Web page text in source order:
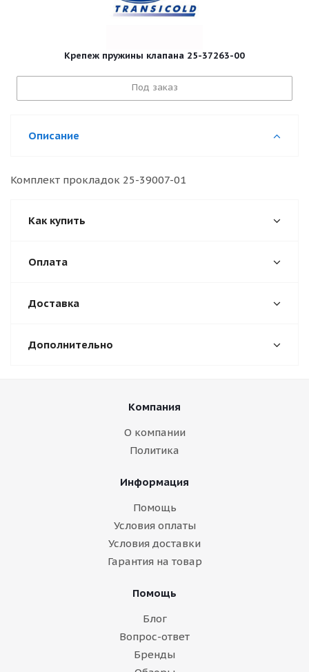
Крепеж пружины клапана 25-37263-00
Под заказ
Описание
Комплект прокладок 25-39007-01
Как купить
Оплата
Доставка
Дополнительно
Компания
О компании
Политика
Информация
Помощь
Условия оплаты
Условия доставки
Гарантия на товар
Помощь
Блог
Вопрос-ответ
Бренды